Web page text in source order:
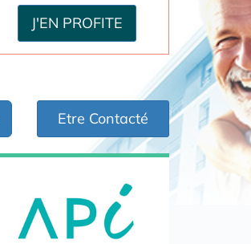
J'EN PROFITE
Etre Contacté